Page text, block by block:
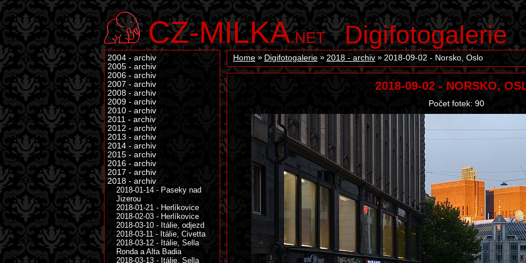
CZ-MILKA.NET Digifotogalerie
Home Digifotogalerie 2018 - archiv 2018-09-02 - Norsko, Oslo
2018-09-02 - NORSKO,
Počet fotek: 90
2004 - archiv
2005 - archiv
2006 - archiv
2007 - archiv
2008 - archiv
2009 - archiv
2010 - archiv
2011 - archiv
2012 - archiv
2013 - archiv
2014 - archiv
2015 - archiv
2016 - archiv
2017 - archiv
2018 - archiv
2018-01-14 - Paseky nad
Jizerou
2018-01-21 - Herlíkovice
2018-02-03 - Herlíkovice
2018-03-10 - Itálie, odjezd
2018-03-11 - Itálie, Civetta
2018-03-12 - Itálie, Sella
Ronda a Alta Badia
2018-03-13 - Itálie, Sella